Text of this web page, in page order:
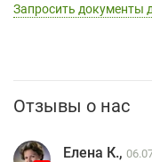
Запросить документы
Отзывы о нас
Елена К.,